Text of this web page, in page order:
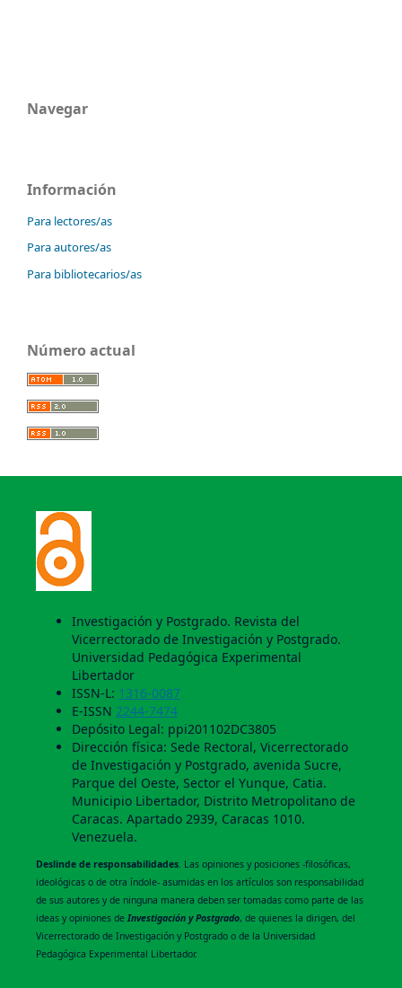
Navegar
Información
Para lectores/as
Para autores/as
Para bibliotecarios/as
Número actual
Investigación y Postgrado. Revista del
Vicerrectorado de Investigación y Postgrado.
Universidad Pedagógica Experimental
Libertador
ISSN-L: 1316-0087
E-ISSN 2244-7474
Depósito Legal: ppi201102DC3805
Dirección física: Sede Rectoral, Vicerrectorado
de Investigación y Postgrado, avenida Sucre,
Parque del Oeste, Sector el Yunque, Catia.
Municipio Libertador, Distrito Metropolitano de
Caracas. Apartado 2939, Caracas 1010.
Venezuela.
Deslinde de responsabilidades. Las opiniones y posiciones -filosóficas,
ideológicas o de otra índole- asumidas en los artículos son responsabilidad
de sus autores y de ninguna manera deben ser tomadas como parte de las
ideas y opiniones deInvestigación y Postgrado, de quienes la dirigen, del
Vicerrectorado de Investigación y Postgrado o de la Universidad
Pedagógica Experimental Libertador.